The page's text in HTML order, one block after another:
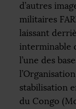
d’autres
militaires
laissant
interminable
l’une des
stabilisation
du Congo